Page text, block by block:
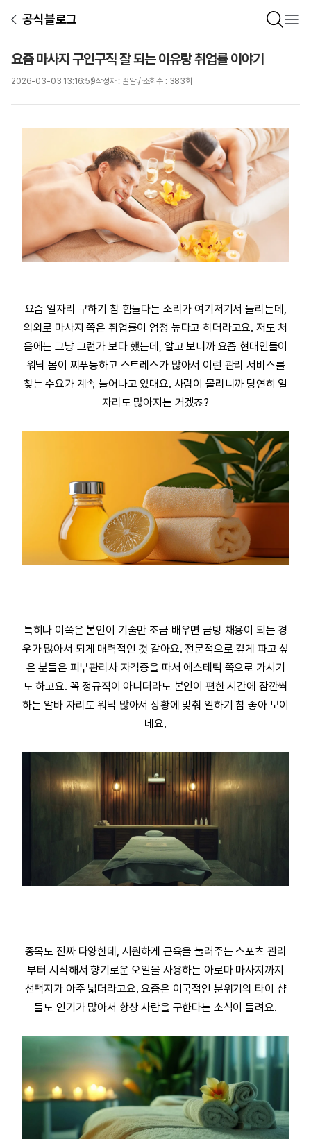
공식블로그
요즘 마사지 구인구직 잘 되는 이유랑 취업률 이야기
2026-03-03 13:16:59작성자 : 꿀알바조회수 : 383회
요즘 일자리 구하기 참 힘들다는 소리가 여기저기서 들리는데,
의외로 마사지 쪽은 취업률이 엄청 높다고 하더라고요. 저도 처
음에는 그냥 그런가 보다 했는데, 알고 보니까 요즘 현대인들이
워낙 몸이 찌푸둥하고 스트레스가 많아서 이런 관리 서비스를
찾는 수요가 계속 늘어나고 있대요. 사람이 몰리니까 당연히 일
자리도 많아지는 거겠죠?
특히나 이쪽은 본인이 기술만 조금 배우면 금방 채용이 되는 경
우가 많아서 되게 매력적인 것 같아요. 전문적으로 깊게 파고 싶
은 분들은 피부관리사자격증을 따서 에스테틱 쪽으로 가시기
도 하고요. 꼭 정규직이 아니더라도 본인이 편한 시간에 잠깐씩
하는 알바 자리도 워낙 많아서 상황에 맞춰 일하기 참 좋아 보이
네요.
종목도 진짜 다양한데, 시원하게 근육을 눌러주는스포츠 관리
부터 시작해서 향기로운 오일을 사용하는 아로마마사지까지
선택지가 아주 넓더라고요. 요즘은 이국적인 분위기의 타이 샵
들도 인기가 많아서 항상 사람을 구한다는 소식이 들려요.